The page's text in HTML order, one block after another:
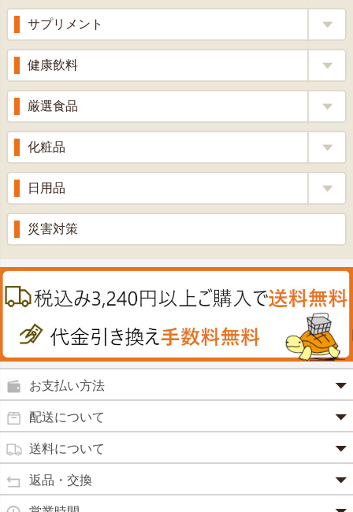
くろ酢
りんご酢
ざくろ酢
梅酢
風邪薬
胃腸薬
整腸薬
解熱鎮痛剤
せきどめ
滋養強壮
消炎鎮痛剤
肌・皮膚のお薬
絆創膏
殺菌消毒液
鼻炎薬
強心剤
目薬
サプリメント
ウコン
乳酸菌
ローヤルゼリー
牡蠣エキス
プロポリス
プラセンタ
肝油
鉄
ノコギリヤシ
グルコサミン
田七人参
イチョウ葉
カルシウム
クロレラ
コラーゲン
健康飲料
健康茶
漢方茶
青汁・豆乳
甘酒
健康ドリンク
厳選食品
もち麦・十六穀米
生姜
丼の素
のど飴
うどん・そば
喜多方ラーメン
カレー・シチュー
化粧品
美容品
スキンクリーム＆美容パック
ウオッシュ＆ソープ
日用品
入浴剤
災害対策
お支払い方法
クレジットカード(1 回払いのみ)
SSL 認証で暗号化処理していますので、 安心して
ご利用いただけます。
配送について
商品は日本郵便にて発送致します。
通常2～4営業日以内に発送致します。 メーカー取り寄せ商
品、土日祝日、年末年始、弊社の休業日をはさむ場合は、4
～5営業日以上かかる場合もございます。
送料について
通常商品
返品・交換
・お届け商品の交換・返品をご希望の場合は、